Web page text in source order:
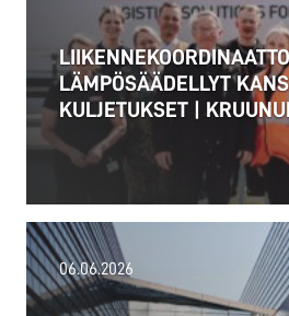
02.07.2026
Alankomaat otti 1.7.2026
LÄMPÖSÄÄDELLYT
KULJETUKSET |
06.06.2026